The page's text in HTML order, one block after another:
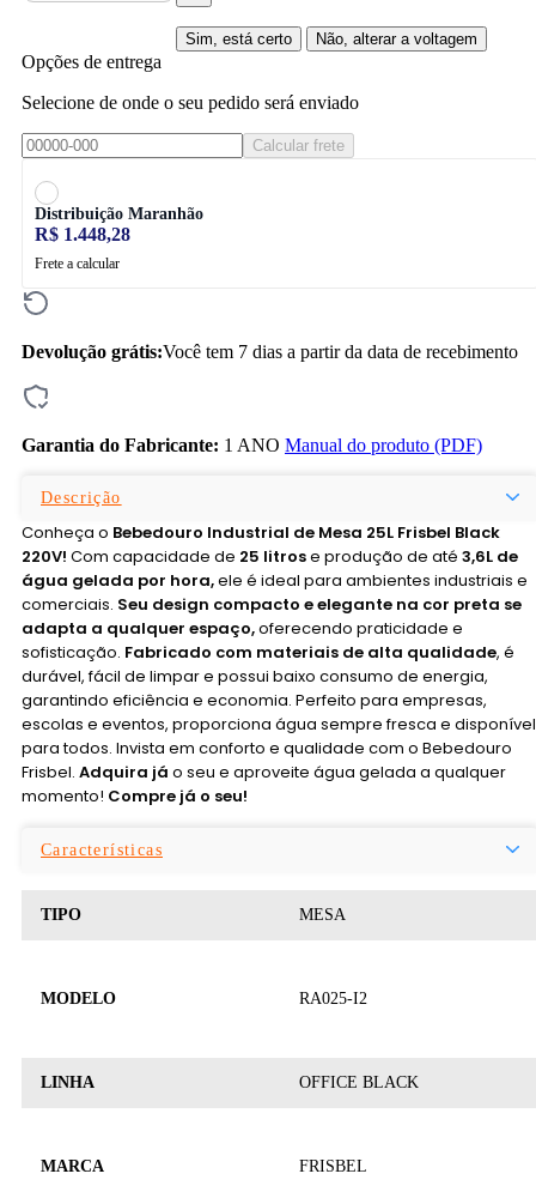
Sim, está certo Não, alterar a voltagem
Opções de entrega
Selecione de onde o seu pedido será enviado
Calcular frete
Distribuição Maranhão
R$ 1.448,28
Frete a calcular
Devolução grátis:Você tem 7 dias a partir da data de recebimento
Garantia do Fabricante: 1 ANO Manual do produto (PDF)
Descrição
Conheça o Bebedouro Industrial de Mesa 25L Frisbel Black
220V! Com capacidade de 25 litrose produção de até 3,6L de
água gelada por hora,ele é ideal para ambientes industriais e
comerciais. Seu design compacto e elegante na cor preta se
adapta a qualquer espaço,oferecendo praticidade e
sofisticação. Fabricado com materiais de alta qualidade, é
durável, fácil de limpar e possui baixo consumo de energia,
garantindo eficiência e economia. Perfeito para empresas,
escolas e eventos, proporciona água sempre fresca e disponível
para todos. Invista em conforto e qualidade com o Bebedouro
Frisbel. Adquira já o seu e aproveite água gelada a qualquer
momento! Compre já o seu!
Características
TIPO MESA
MODELO RA025-I2
LINHA OFFICE BLACK
MARCA FRISBEL